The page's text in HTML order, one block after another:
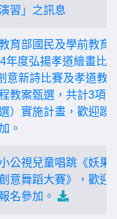
習」之訊息
育部國民及學前教育
年度弘揚孝道繪畫比
意新詩比賽及孝道教
教案甄選，共計3項
選）實施計畫，歡迎踴
。
公視兒童唱跳《妖果
意舞蹈大賽》，歡迎
名參加。